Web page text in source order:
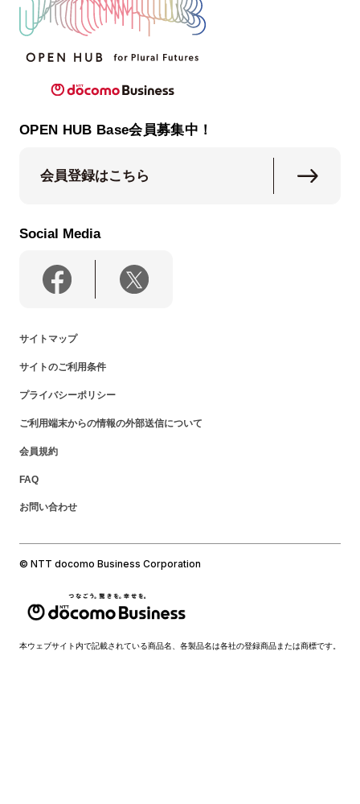
OPEN HUB Base会員募集中！
会員登録はこちら
Social Media
サイトマップ
サイトのご利用条件
プライバシーポリシー
ご利用端末からの情報の外部送信について
会員規約
FAQ
お問い合わせ
© NTT docomo Business Corporation
本ウェブサイト内で記載されている商品名、各製品名は各社の登録商品または商標です。